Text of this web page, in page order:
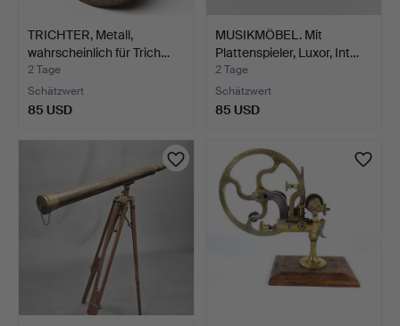
TRICHTER, Metall,
wahrscheinlich für Trich…
2 Tage
Schätzwert
85 USD
MUSIKMÖBEL. Mit
Plattenspieler, Luxor, Int…
2 Tage
Schätzwert
85 USD